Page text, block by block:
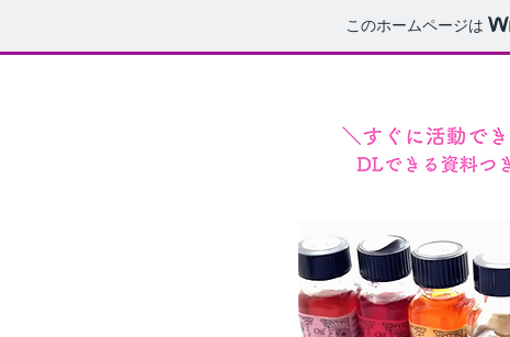
このホームページは